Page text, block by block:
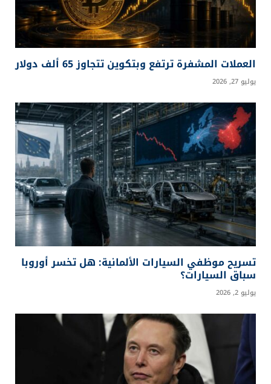
العملات المشفرة ترتفع وبتكوين تتجاوز 65 ألف دولار
يوليو 27, 2026
تسريح موظفي السيارات الألمانية: هل تخسر أوروبا
سباق السيارات؟
يوليو 2, 2026